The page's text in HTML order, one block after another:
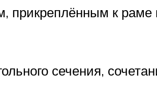
прикреплённым к раме
сечения,